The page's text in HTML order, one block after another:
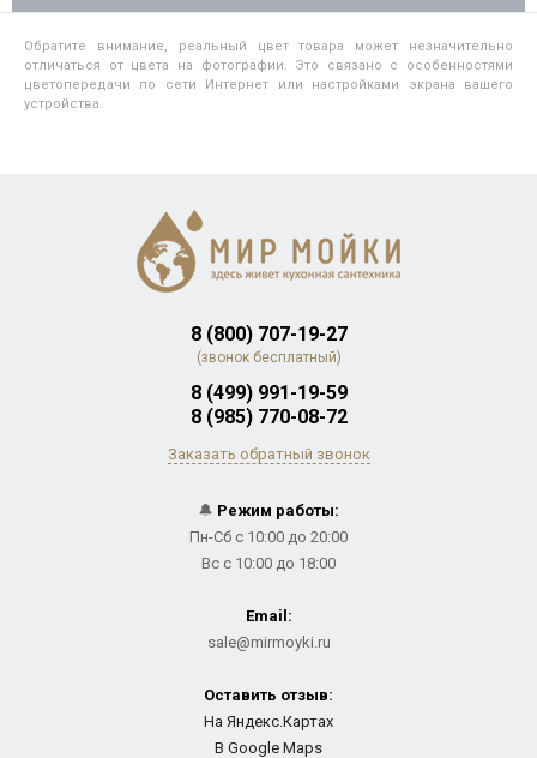
Обратите внимание, реальный цвет товара может незначительно
отличаться от цвета на фотографии. Это связано с особенностями
цветопередачи по сети Интернет или настройками экрана вашего
устройства.
8 (800) 707-19-27
(звонок бесплатный)
8 (499) 991-19-59
8 (985) 770-08-72
Заказать обратный звонок
🔔 Режим работы:
Пн-Сб с 10:00 до 20:00
Вс с 10:00 до 18:00
Email:
sale@mirmoyki.ru
Оставить отзыв:
На Яндекс.Картах
В Google Maps